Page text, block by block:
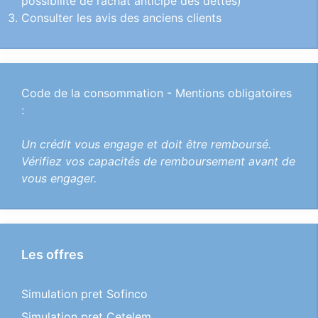
Consulter les avis des anciens clients
Code de la consommation - Mentions obligatoires
:
Un crédit vous engage et doit être remboursé.
Vérifiez vos capacités de remboursement avant de
vous engager.
Les offres
Simulation pret Sofinco